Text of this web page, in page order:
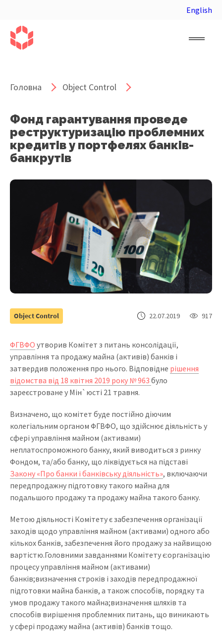
English
Головна Object Control
Фонд гарантування проведе
реструктуризацію проблемних
кредитів у портфелях банків-
банкрутів
Object Control 22.07.2019 917
ФГВФО утворив Комітет з питань консолідації,
управління та продажу майна (активів) банків і
затвердив положення про нього. Відповідне рішення
відомства від 18 квітня 2019 року № 963 було
зареєстроване у Мін`юсті 21 травня.
Визначено, що комітет буде постійно діючим
колегіальним органом ФГВФО, що здійснює діяльність у
сфері управління майном (активами)
неплатоспроможного банку, який виводиться з ринку
Фондом, та/або банку, що ліквідується на підставі
Закону «Про банки і банківську діяльність», включаючи
передпродажну підготовку такого майна для
подальшого продажу та продажу майна такого банку.
Метою діяльності Комітету є забезпечення організації
заходів щодо управління майном (активами) одного або
кількох банків, забезпечення його продажу за найвищою
вартістю.Головними завданнями Комітету є:організацію
процесу управління майном (активами)
банків;визначення строків і заходів передпродажної
підготовки майна банків, а також способів, порядку та
умов продажу такого майна;визначення шляхів та
способів вирішення проблемних питань, що виникають
у сфері продажу майна (активів) банків тощо.